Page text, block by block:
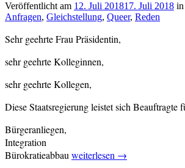
Veröffentlicht am 12. Juli 201817. Juli 2018 in
Anfragen, Gleichstellung, Queer, Reden
Sehr geehrte Frau Präsidentin,
sehr geehrte Kolleginnen,
sehr geehrte Kollegen,
Diese Staatsregierung leistet sich Beauftragte
Bürgeranliegen,
Integration
Bürokratieabbau„Rede
weiterlesen →